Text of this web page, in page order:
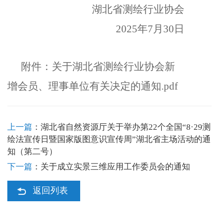
湖北省测绘行业协会
2025年7月 30 日
附件： 关于湖北省测绘行业协会新
增会员、理事单位有关决定的通知.pdf
上一篇 ： 湖北省自然资源厅关于举办第22个全国“8·29测
绘法宣传日暨国家版图意识宣传周”湖北省主场活动的通
知（第二号）
下一篇 ： 关于成立实景三维应用工作委员会的通知
返回列表